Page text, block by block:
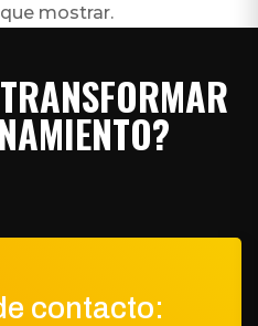
mostrar.
contacto: